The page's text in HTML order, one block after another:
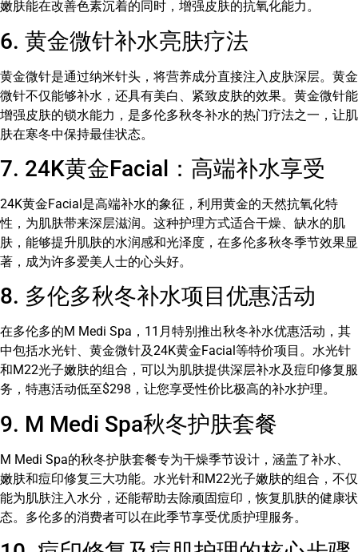
嫩肤能在改善色素沉着的同时，增强皮肤的抗氧化能力。
6. 黄金微针补水亮肤疗法
黄金微针是通过纳米针头，将营养成分直接注入皮肤深层。黄金
微针不仅能够补水，还具有美白、紧致皮肤的效果。黄金微针能
增强皮肤的锁水能力，是多伦多秋冬补水的热门疗法之一，让肌
肤在寒冬中保持最佳状态。
7. 24K黄金Facial：高端补水享受
24K黄金Facial是高端补水的象征，利用黄金的天然抗氧化特
性，为肌肤带来深层滋润。这种护理方式适合干燥、缺水的肌
肤，能够提升肌肤的水润感和光泽度，在多伦多秋冬季节效果显
著，成为许多爱美人士的心头好。
8. 多伦多秋冬补水项目优惠活动
在多伦多的M Medi Spa，11月特别推出秋冬补水优惠活动，其
中包括水光针、黄金微针及24K黄金Facial等特价项目。水光针
和M22光子嫩肤的组合，可以为肌肤提供深层补水及痘印修复服
务，特惠活动低至$298，让您享受性价比极高的补水护理。
9. M Medi Spa秋冬护肤套餐
M Medi Spa的秋冬护肤套餐专为干燥季节设计，涵盖了补水、
嫩肤和痘印修复三大功能。水光针和M22光子嫩肤的组合，不仅
能为肌肤注入水分，还能帮助去除顽固痘印，恢复肌肤的健康状
态。多伦多的消费者可以在此季节享受优质护理服务。